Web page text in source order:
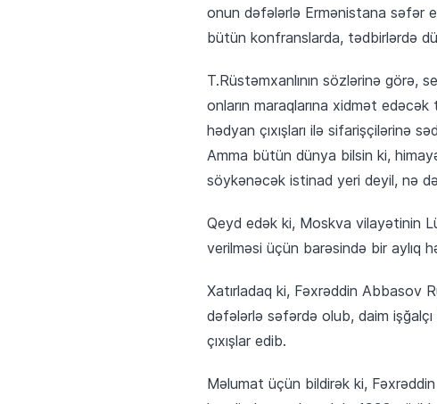
onun dəfələrlə Ermənistana səfər
bütün konfranslarda, tədbirlərdə
T.Rüstəmxanlının sözlərinə görə,
onların maraqlarına xidmət
hədyan çıxışları ilə sifarişçilərinə
Amma bütün dünya bilsin ki,
söykənəcək istinad yeri deyil, nə
Qeyd edək ki, Moskva vilayətinin
verilməsi üçün barəsində bir aylıq
Xatırladaq ki, Fəxrəddin Abbasov
dəfələrlə səfərdə olub, daim
çıxışlar edib.
Məlumat üçün bildirək ki,